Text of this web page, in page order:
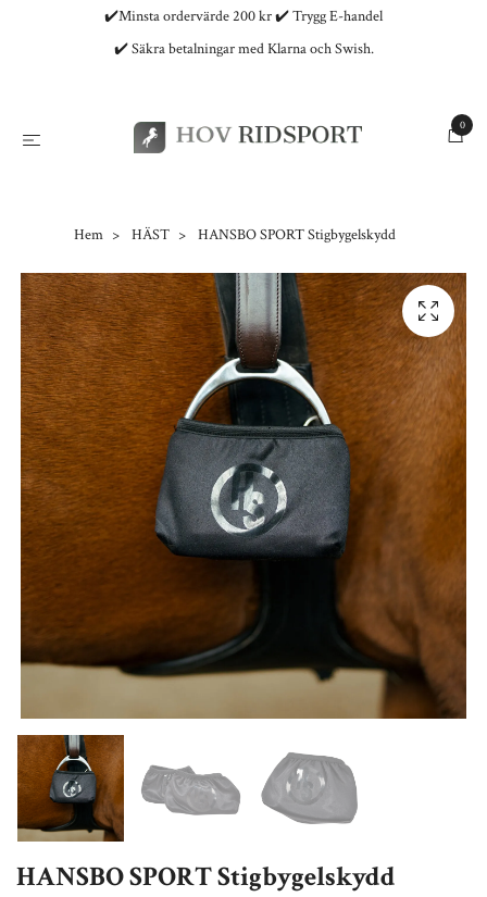
✔️Minsta ordervärde 200 kr ✔️ Trygg E-handel
✔️ Säkra betalningar med Klarna och Swish.
0
Hem HÄST HANSBO SPORT Stigbygelskydd
HANSBO SPORT Stigbygelskydd